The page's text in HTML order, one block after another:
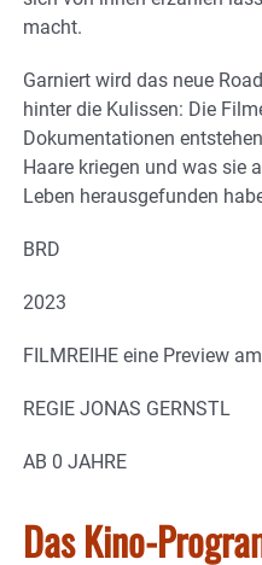
macht.
Garniert wird das neue
hinter die Kulissen: Die
Dokumentationen
Haare kriegen und was sie
Leben herausgefunden
BRD
2023
FILMREIHE eine Preview
REGIE JONAS GERNSTL
AB 0 JAHRE
Das Kino-